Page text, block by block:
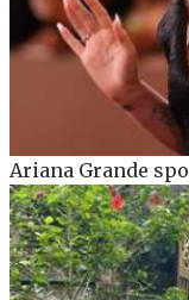
Ariana Grande